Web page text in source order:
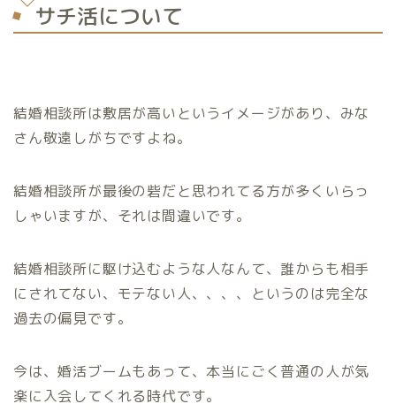
サチ活について
結婚相談所は敷居が高いというイメージがあり、みな
さん敬遠しがちですよね。
結婚相談所が最後の砦だと思われてる方が多くいらっ
しゃいますが、それは間違いです。
結婚相談所に駆け込むような人なんて、誰からも相手
にされてない、モテない人、、、、というのは完全な
過去の偏見です。
今は、婚活ブームもあって、本当にごく普通の人が気
楽に入会してくれる時代です。